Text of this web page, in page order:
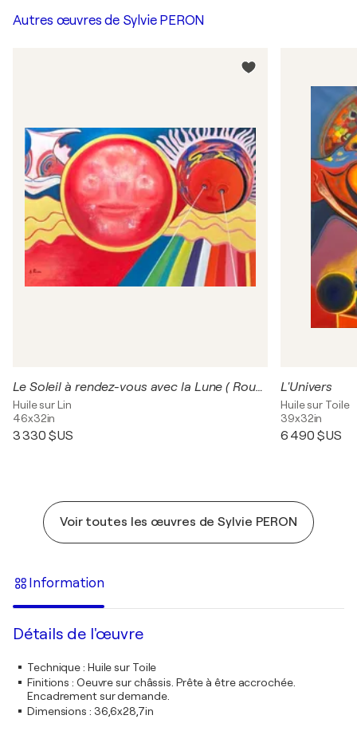
Autres œuvres de Sylvie PERON
Le Soleil à rendez-vous avec la Lune ( Rousse )
Huile sur Lin
46x32in
3 330 $US
L'Univers
Huile sur Toile
39x32in
6 490 $US
Voir toutes les œuvres de Sylvie PERON
Information
Détails de l'œuvre
Technique: Huile sur Toile
Finitions : Oeuvre sur châssis. Prête à être accrochée.
Encadrement sur demande.
Dimensions : 36,6x28,7in